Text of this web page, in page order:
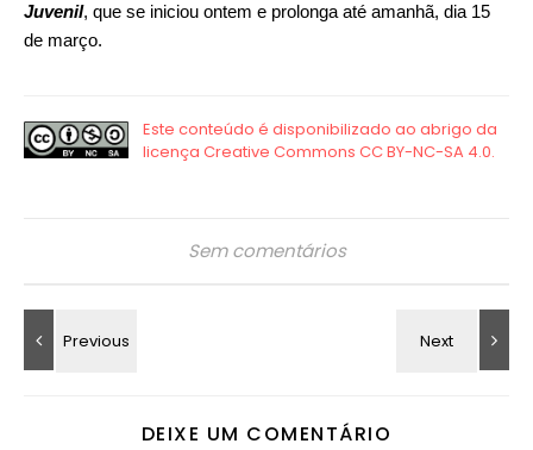
Juvenil, que se iniciou ontem e prolonga até amanhã, dia 15
de março.
Sem comentários
DEIXE UM COMENTÁRIO